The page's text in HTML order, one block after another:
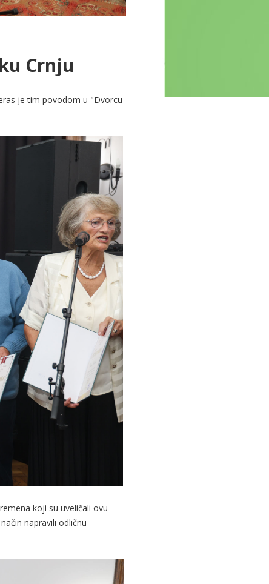
Crnju
je tim povodom u "Dvorcu
koji su uveličali ovu
napravili odličnu